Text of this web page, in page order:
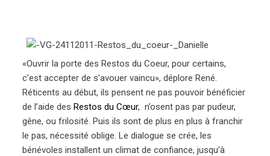
«Ouvrir la porte des Restos du Coeur, pour certains,
c’est accepter de s’avouer vaincu», déplore René.
Réticents au début, ils pensent ne pas pouvoir bénéficier
de l’aide desRestos du Cœur, n’osent pas par pudeur,
gêne, ou frilosité. Puis ils sont de plus en plus à franchir
le pas, nécessité oblige. Le dialogue se crée, les
bénévoles installent un climat de confiance, jusqu’à